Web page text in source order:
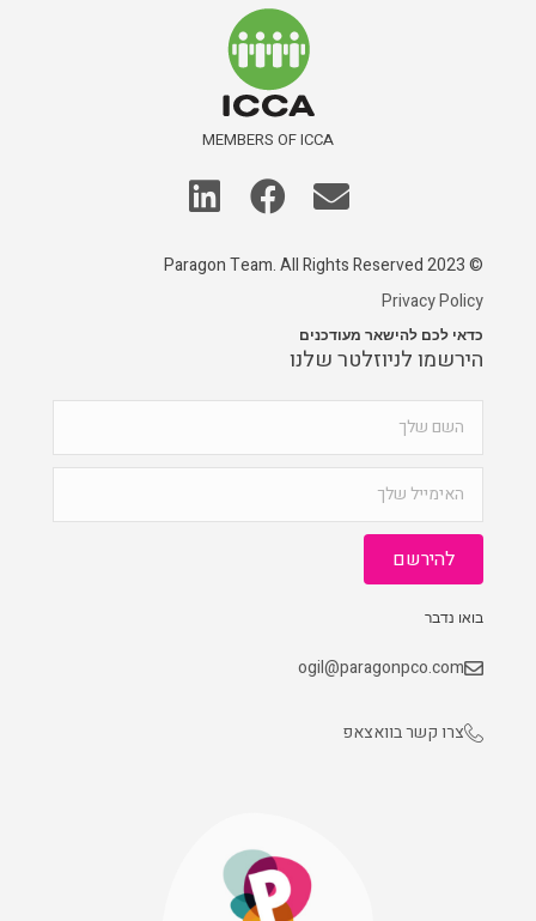
MEMBERS OF ICCA
© 2023 Paragon Team. All Rights Reserved
Privacy Policy
כדאי לכם להישאר מעודכנים
הירשמו לניוזלטר שלנו
להירשם
בואו נדבר
ogil@paragonpco.com
צרו קשר בוואצאפ